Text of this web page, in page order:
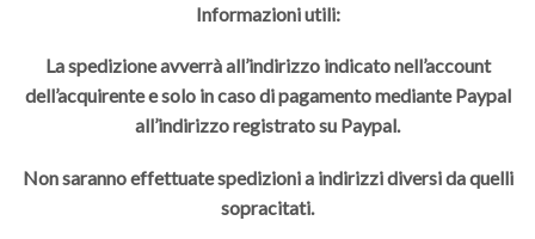
Informazioni utili:
La spedizione avverrà all’indirizzo indicato nell’account
dell’acquirente e solo in caso di pagamento mediante Paypal
all’indirizzo registrato su Paypal.
Non saranno effettuate spedizioni a indirizzi diversi da quelli
sopracitati.